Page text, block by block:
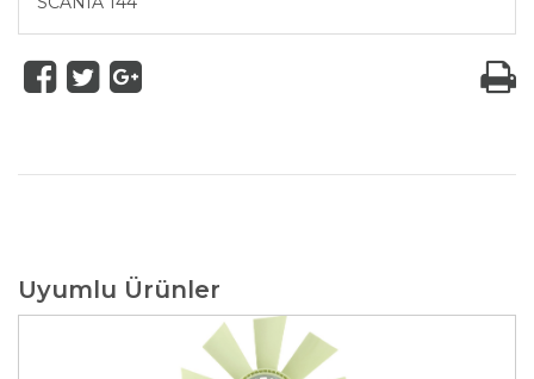
Uyumlu Ürünler